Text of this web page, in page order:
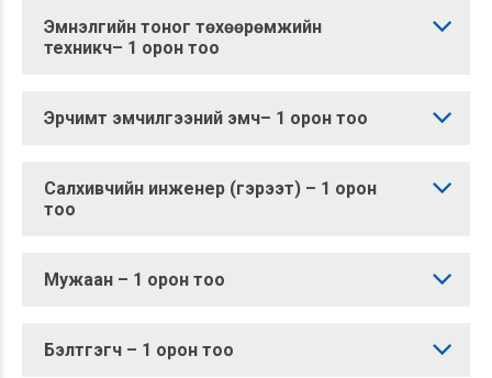
Эмнэлгийн тоног төхөөрөмжийн
техникч– 1 орон тоо
Эрчимт эмчилгээний эмч– 1 орон тоо
Салхивчийн инженер (гэрээт) – 1 орон
тоо
Мужаан – 1 орон тоо
Бэлтгэгч – 1 орон тоо